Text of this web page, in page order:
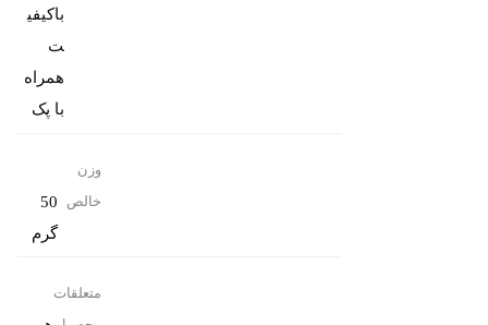
باکیفی
همراه
با پک
وزن
خالص
50
گرم
متعلقات